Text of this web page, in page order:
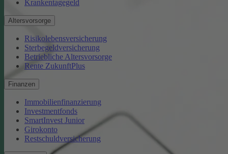
Krankentagegeld
Altersvorsorge
Risikolebensversicherung
Sterbegeldversicherung
Betriebliche Altersvorsorge
Rente ZukunftPlus
Finanzen
Immobilienfinanzierung
Investmentfonds
SmartInvest Junior
Girokonto
Restschuldversicherung